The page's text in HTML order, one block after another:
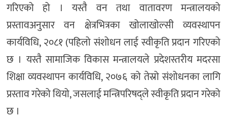
गरिएको हो । यस्तै वन तथा वातावरण मन्त्रालयको
प्रस्तावअनुसार वन क्षेत्रभित्रका खोलाखोल्सी व्यवस्थापन
कार्यविधि, २०८१ (पहिलो संशोधन लाई स्वीकृति प्रदान गरिएको
छ । यस्तै सामाजिक विकास मन्त्रालयले प्रदेशस्तरीय मदरसा
शिक्षा व्यवस्थापन कार्यविधि, २०७६ को तेस्रो संशोधनका लागि
प्रस्ताव गरेको थियो, जसलाई मन्त्रिपरिषद्ले स्वीकृति प्रदान गरेको
छ ।